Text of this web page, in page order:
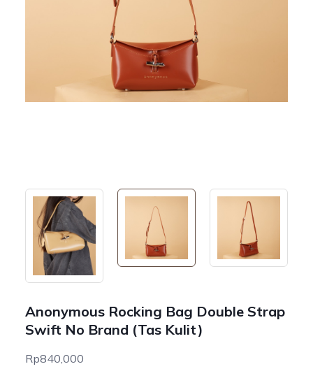
Anonymous Rocking Bag Double Strap
Swift No Brand (Tas Kulit)
Rp840,000